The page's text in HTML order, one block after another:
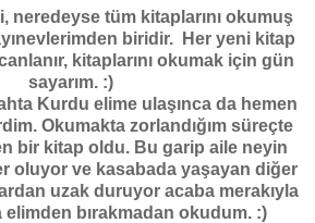
neredeyse tüm kitaplarını okumuş
biridir. Her yeni kitap
kitaplarını okumak için gün
sayarım. :)
Kurdu elime ulaşınca da hemen
Okumakta zorlandığım süreçte
bir kitap oldu. Bu garip aile neyin
oluyor ve kasabada yaşayan diğer
uzak duruyor acaba merakıyla
bırakmadan okudum. :)